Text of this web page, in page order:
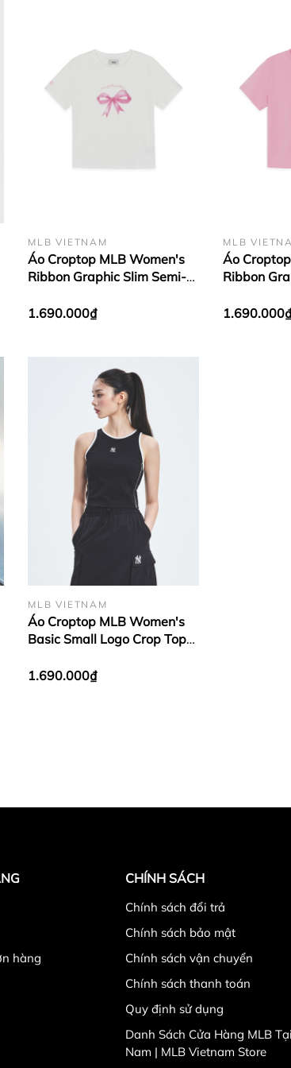
MLB VIETNAM
Áo Croptop MLB Women's
Ribbon Graphic Slim Semi-
New York Yankees White
1.690.000₫
MLB
Áo
Ribbon
Cleveland
MLB VIETNAM
Áo Croptop MLB Women's
Basic Small Logo Crop Top
1.690.000₫
hàng
CHÍNH SÁCH
Chính sách đổi trả
Chính sách bảo mật
Chính sách vận chuyển
Chính sách thanh toán
Quy định sử dụng
Danh Sách Cửa Hàng MLB
Nam | MLB Vietnam Store